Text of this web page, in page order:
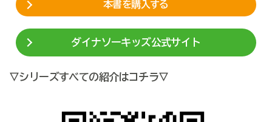
本書を購入する
ダイナソーキッズ公式サイト
▽シリーズすべての紹介はコチラ▽